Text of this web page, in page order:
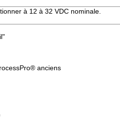
à 12 à 32 VDC nominale.
anciens